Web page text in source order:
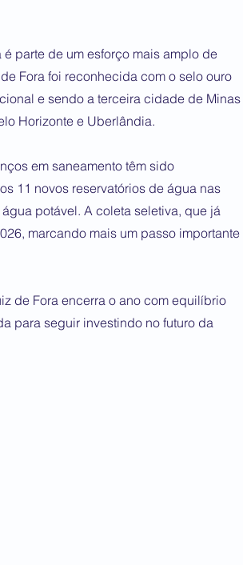
parte de um esforço mais amplo de
Fora foi reconhecida com o selo ouro
e sendo a terceira cidade de Minas
Horizonte e Uberlândia.
em saneamento têm sido
11 novos reservatórios de água nas
potável. A coleta seletiva, que já
marcando mais um passo importante
de Fora encerra o ano com equilíbrio
para seguir investindo no futuro da